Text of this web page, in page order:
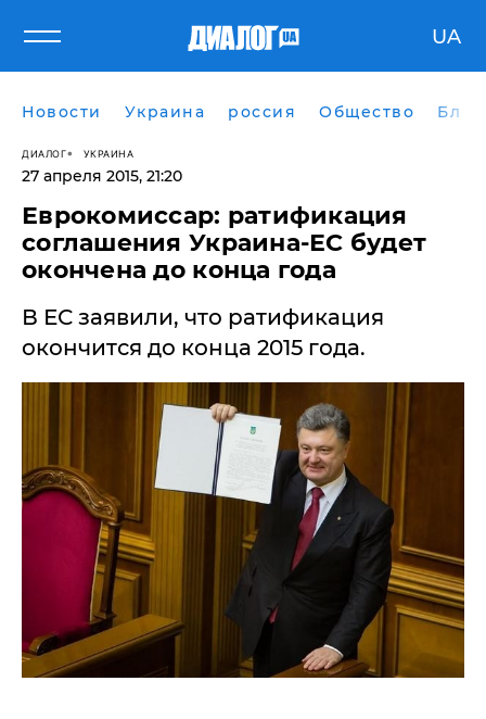
UA
Новости Украина россия Общество
ДИАЛОГ УКРАИНА
27 апреля 2015, 21:20
Еврокомиссар: ратификация
соглашения Украина-ЕС будет
окончена до конца года
В ЕС заявили, что ратификация
окончится до конца 2015 года.